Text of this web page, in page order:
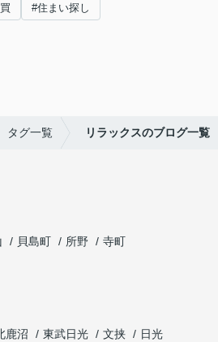
#住まい探し
タグ一覧 リラックスのブログ一覧
貝島町 所野
寺町
鹿沼 東武日光 文挟 日光